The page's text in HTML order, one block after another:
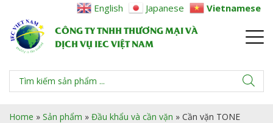
CÔNG TY TNHH THƯƠNG MẠI VÀ
DỊCH VỤ IEC VIỆT NAM
Home » Sản phẩm » Đầu khẩu và cần vặn » Cần vặn TONE
English Japanese Vietnamese